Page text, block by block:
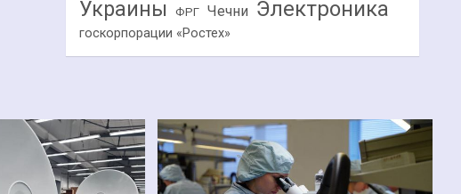
Украины ФРГ Чечни Электроника
госкорпорации «Ростех»